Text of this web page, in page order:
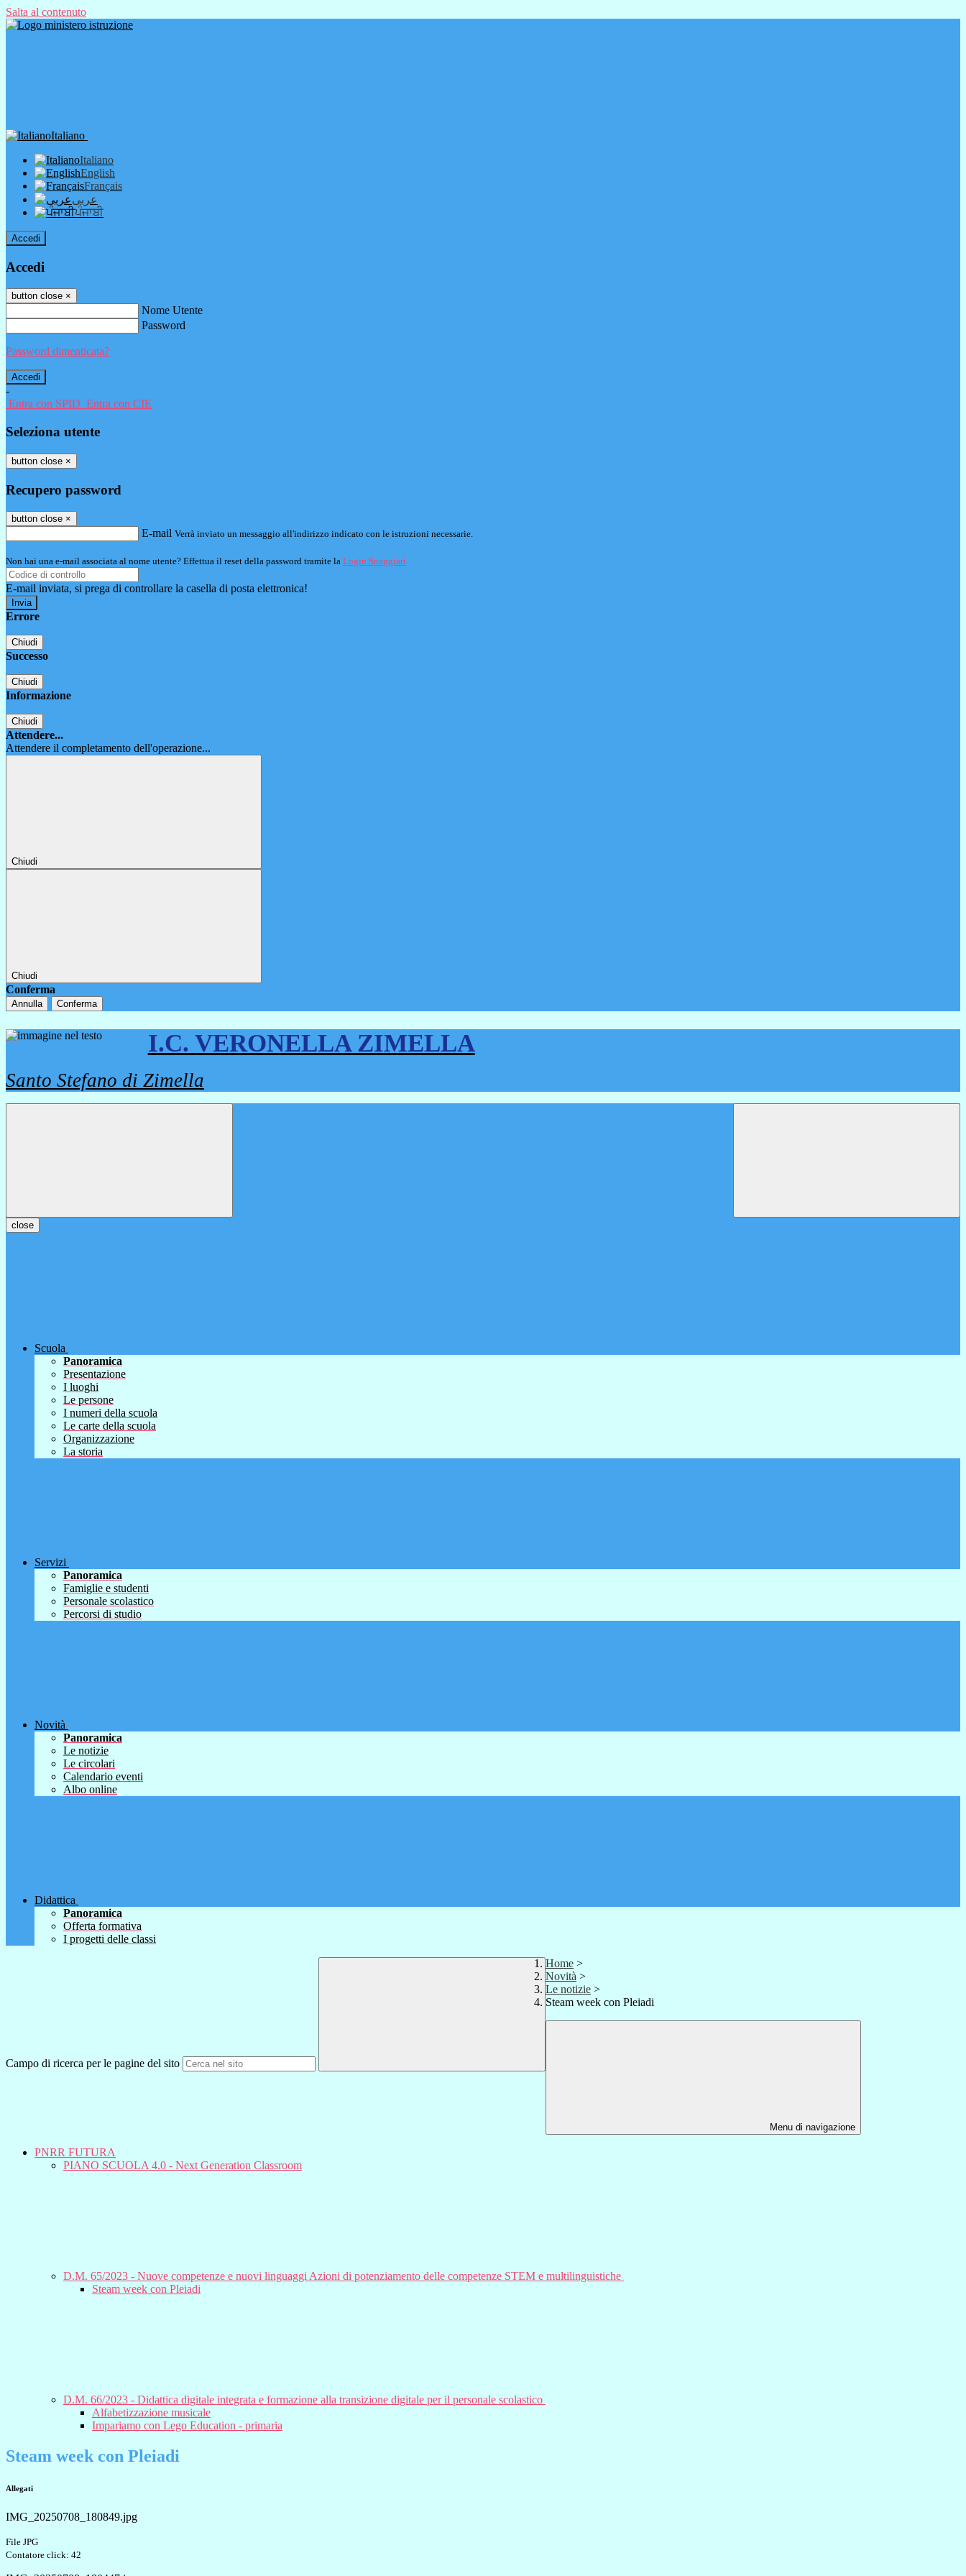
Salta al contenuto
Italiano
Italiano
English
Français
عربى
ਪੰਜਾਬੀ
Accedi
Accedi
button close ×
Nome Utente
Password
Password dimenticata?
-
Entra con SPID Entra con CIE
Seleziona utente
button close ×
Recupero password
button close ×
E-mail Verrà inviato un messaggio all'indirizzo indicato con le istruzioni necessarie.
Non hai una e-mail associata al nome utente? Effettua il reset della password tramite la Login Spaggiari
E-mail inviata, si prega di controllare la casella di posta elettronica!
Errore
Chiudi
Successo
Chiudi
Informazione
Chiudi
Attendere...
Attendere il completamento dell'operazione...
Chiudi
Chiudi
Conferma
Annulla Conferma
I.C. VERONELLA ZIMELLA
Santo Stefano di Zimella
close
Scuola
Panoramica
Presentazione
I luoghi
Le persone
I numeri della scuola
Le carte della scuola
Organizzazione
La storia
Servizi
Panoramica
Famiglie e studenti
Personale scolastico
Percorsi di studio
Novità
Panoramica
Le notizie
Le circolari
Calendario eventi
Albo online
Didattica
Panoramica
Offerta formativa
I progetti delle classi
Campo di ricerca per le pagine del sito
Home >
Novità >
Le notizie >
Steam week con Pleiadi
Menu di navigazione
PNRR FUTURA
PIANO SCUOLA 4.0 - Next Generation Classroom
D.M. 65/2023 - Nuove competenze e nuovi linguaggi Azioni di potenziamento delle competenze STEM e multilinguistiche
Steam week con Pleiadi
D.M. 66/2023 - Didattica digitale integrata e formazione alla transizione digitale per il personale scolastico
Alfabetizzazione musicale
Impariamo con Lego Education - primaria
Steam week con Pleiadi
Allegati
IMG_20250708_180849.jpg
File JPG
Contatore click: 42